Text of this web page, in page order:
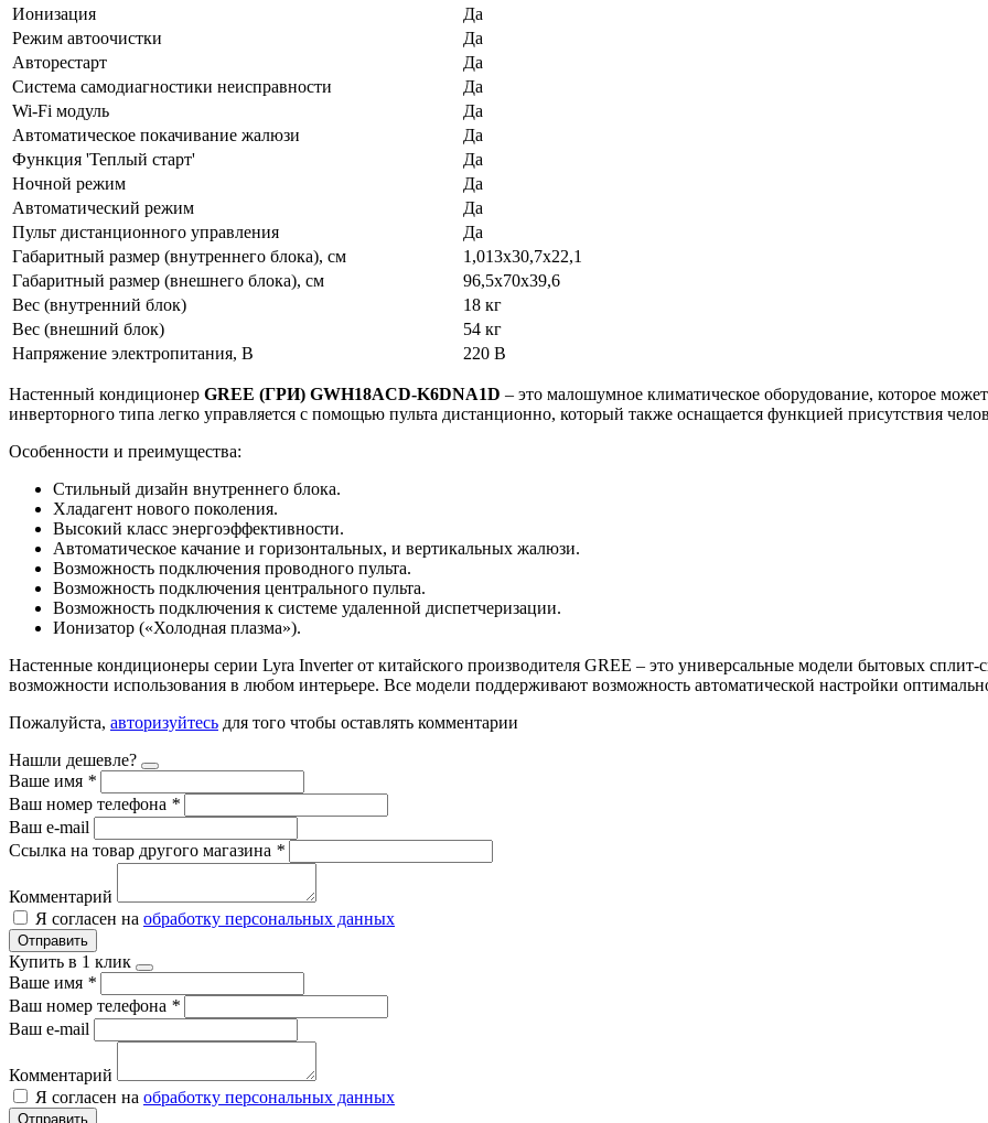
Ионизация
Да
Режим автоочистки
Да
Авторестарт
Да
Система самодиагностики неисправности
Да
Wi-Fi модуль
Да
Автоматическое покачивание жалюзи
Да
Функция 'Теплый старт'
Да
Ночной режим
Да
Автоматический режим
Да
Пульт дистанционного управления
Да
Габаритный размер (внутреннего блока), см
1,013x30,7x22,1
Габаритный размер (внешнего блока), см
96,5x70x39,6
Вес (внутренний блок)
18 кг
Вес (внешний блок)
54 кг
Напряжение электропитания, В
220 В
Настенный кондиционер GREE (ГРИ) GWH18ACD-K6DNA1D – это малошумное климатическое оборудование, которое
инверторного типа легко управляется с помощью пульта дистанционно, который также оснащается функцией присутствия
Особенности и преимущества:
Стильный дизайн внутреннего блока.
Хладагент нового поколения.
Высокий класс энергоэффективности.
Автоматическое качание и горизонтальных, и вертикальных жалюзи.
Возможность подключения проводного пульта.
Возможность подключения центрального пульта.
Возможность подключения к системе удаленной диспетчеризации.
Ионизатор («Холодная плазма»).
Настенные кондиционеры серии Lyra Inverter от китайского производителя GREE – это универсальные модели бытовых
возможности использования в любом интерьере. Все модели поддерживают возможность автоматической настройки
Пожалуйста, авторизуйтесь для того чтобы оставлять комментарии
Нашли дешевле?
Ваше имя *
Ваш номер телефона *
Ваш e-mail
Ссылка на товар другого магазина *
Комментарий
Я согласен на обработку персональных данных
Отправить
Купить в 1 клик
Ваше имя *
Ваш номер телефона *
Ваш e-mail
Комментарий
Я согласен на обработку персональных данных
Отправить